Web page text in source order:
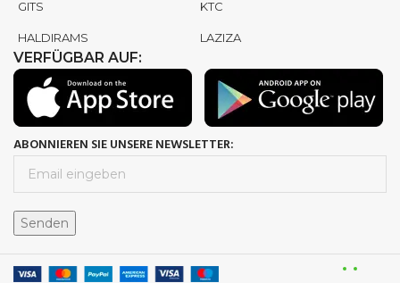
GITS
HALDIRAMS
KTC
LAZIZA
VERFÜGBAR AUF:
ABONNIEREN SIE UNSERE NEWSLETTER: